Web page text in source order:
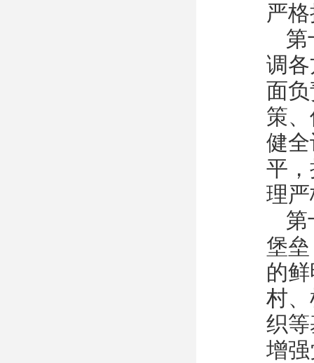
严
第
调
面
策
健
平
理
第
堡
的
村
织
增